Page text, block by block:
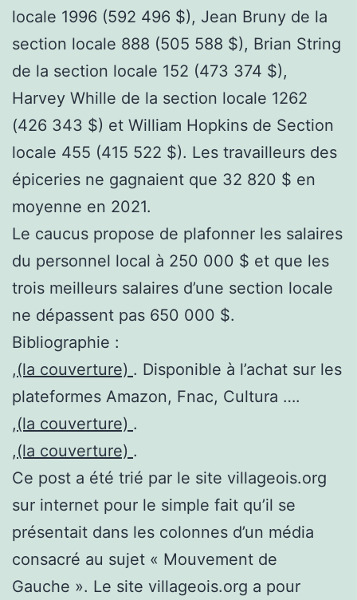
locale 1996 (592 496 $), Jean Bruny de la
section locale 888 (505 588 $), Brian String
de la section locale 152 (473 374 $),
Harvey Whille de la section locale 1262
(426 343 $) et William Hopkins de Section
locale 455 (415 522 $). Les travailleurs des
épiceries ne gagnaient que 32 820 $ en
moyenne en 2021.
Le caucus propose de plafonner les salaires
du personnel local à 250 000 $ et que les
trois meilleurs salaires d’une section locale
ne dépassent pas 650 000 $.
Bibliographie :
,(la couverture) . Disponible à l’achat sur les
plateformes Amazon, Fnac, Cultura ….
,(la couverture) .
,(la couverture) .
Ce post a été trié par le site villageois.org
sur internet pour le simple fait qu’il se
présentait dans les colonnes d’un média
consacré au sujet « Mouvement de
Gauche ». Le site villageois.org a pour